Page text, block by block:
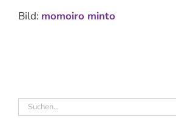
Bild: momoiro minto
Suche